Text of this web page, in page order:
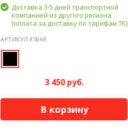
Доставка 3-5 дней транспортной
компанией из другого региона
(оплата за доставку по тарифам ТК)
АРТИКУЛ 85064
3 450 руб.
В корзину